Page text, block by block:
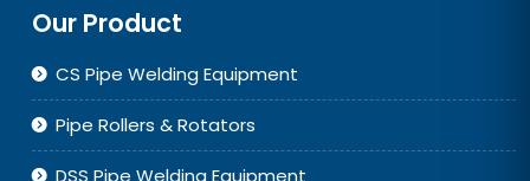
Enquiry
Blogs